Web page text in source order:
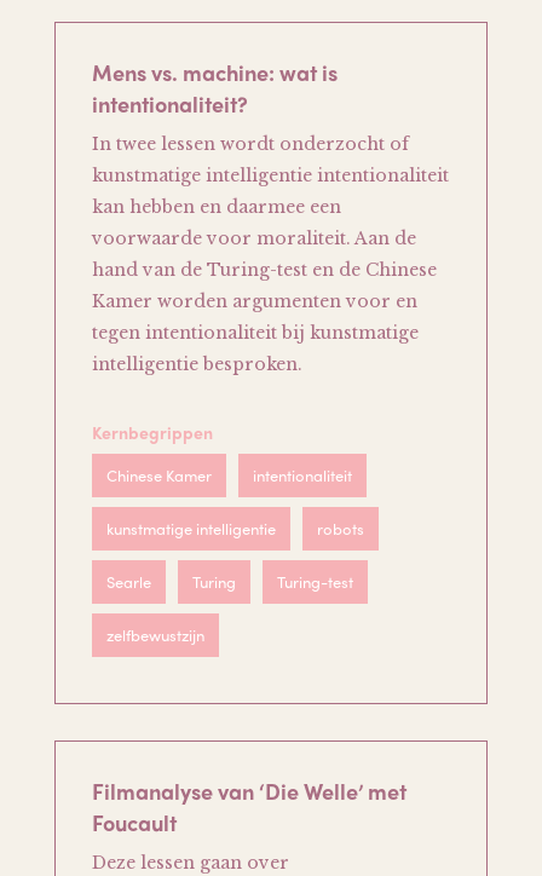
Mens vs. machine: wat is
intentionaliteit?
In twee lessen wordt onderzocht of
kunstmatige intelligentie intentionaliteit
kan hebben en daarmee een
voorwaarde voor moraliteit. Aan de
hand van de Turing-test en de Chinese
Kamer worden argumenten voor en
tegen intentionaliteit bij kunstmatige
intelligentie besproken.
Kernbegrippen
Chinese Kamer intentionaliteit
kunstmatige intelligentie robots
Searle Turing Turing-test
zelfbewustzijn
Filmanalyse van ‘Die Welle’ met
Foucault
Deze lessen gaan over